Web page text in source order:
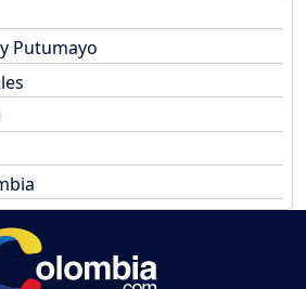
Putumayo